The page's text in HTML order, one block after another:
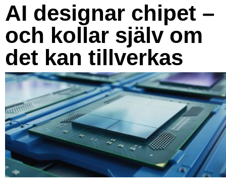
AI designar chipet –
och kollar själv om
det kan tillverkas